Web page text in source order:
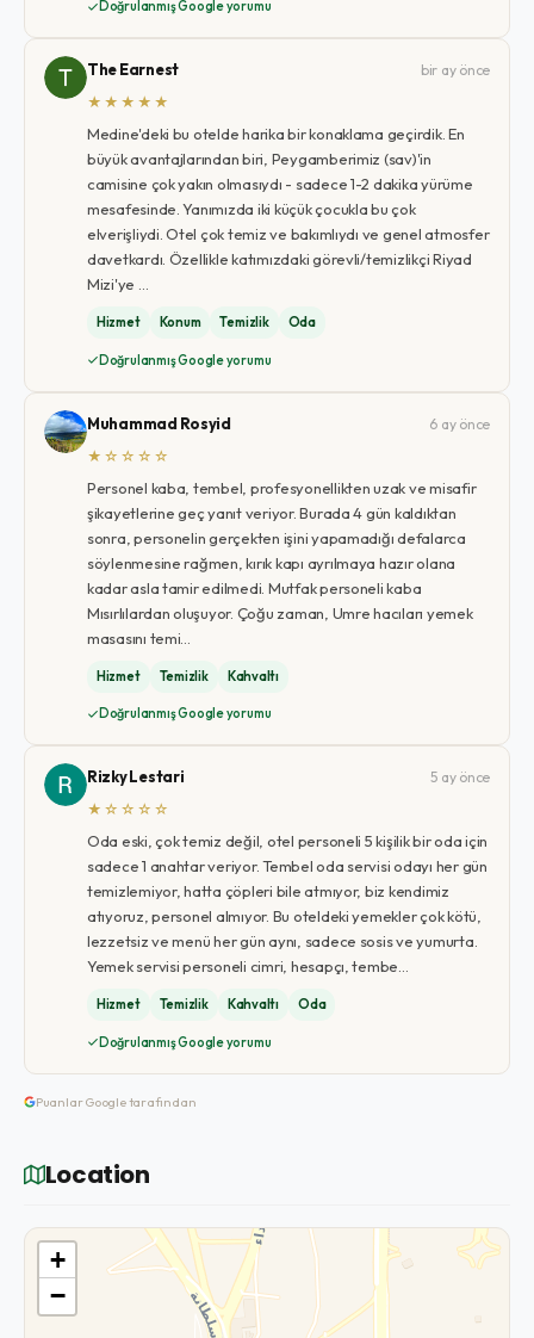
Doğrulanmış Google yorumu
The Earnest
bir ay önce
★★★★★
Medine'deki bu otelde harika bir konaklama geçirdik. En
büyük avantajlarından biri, Peygamberimiz (sav)'in
camisine çok yakın olmasıydı - sadece 1-2 dakika yürüme
mesafesinde. Yanımızda iki küçük çocukla bu çok
elverişliydi. Otel çok temiz ve bakımlıydı ve genel atmosfer
davetkardı. Özellikle katımızdaki görevli/temizlikçi Riyad
Mizi'ye …
Hizmet Konum Temizlik Oda
Doğrulanmış Google yorumu
Muhammad Rosyid
6 ay önce
★☆☆☆☆
Personel kaba, tembel, profesyonellikten uzak ve misafir
şikayetlerine geç yanıt veriyor. Burada 4 gün kaldıktan
sonra, personelin gerçekten işini yapamadığı defalarca
söylenmesine rağmen, kırık kapı ayrılmaya hazır olana
kadar asla tamir edilmedi. Mutfak personeli kaba
Mısırlılardan oluşuyor. Çoğu zaman, Umre hacıları yemek
masasını temi…
Hizmet Temizlik Kahvaltı
Doğrulanmış Google yorumu
Rizky Lestari
5 ay önce
★☆☆☆☆
Oda eski, çok temiz değil, otel personeli 5 kişilik bir oda için
sadece 1 anahtar veriyor. Tembel oda servisi odayı her gün
temizlemiyor, hatta çöpleri bile atmıyor, biz kendimiz
atıyoruz, personel almıyor. Bu oteldeki yemekler çok kötü,
lezzetsiz ve menü her gün aynı, sadece sosis ve yumurta.
Yemek servisi personeli cimri, hesapçı, tembe…
Hizmet Temizlik Kahvaltı Oda
Doğrulanmış Google yorumu
Puanlar Google tarafından
Location
+
−